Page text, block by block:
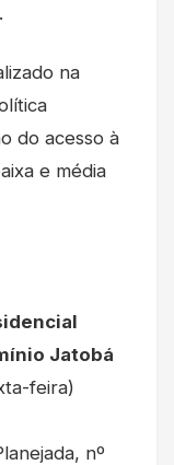
na
do acesso à
e média
Jatobá
feira)
nº